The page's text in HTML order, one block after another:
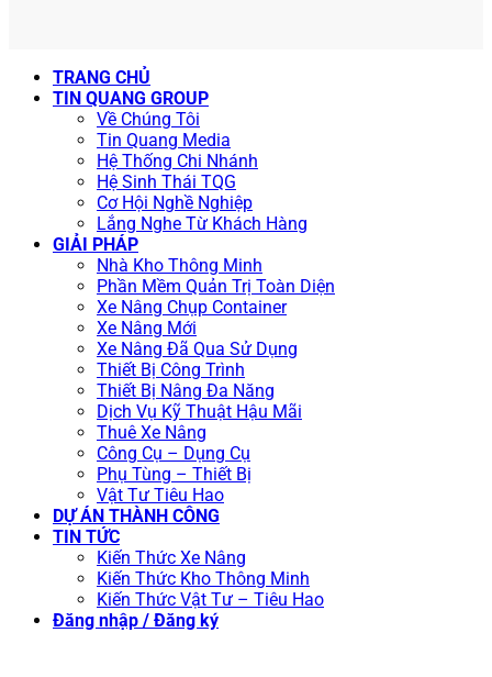
TRANG CHỦ
TIN QUANG GROUP
Về Chúng Tôi
Tin Quang Media
Hệ Thống Chi Nhánh
Hệ Sinh Thái TQG
Cơ Hội Nghề Nghiệp
Lắng Nghe Từ Khách Hàng
GIẢI PHÁP
Nhà Kho Thông Minh
Phần Mềm Quản Trị Toàn Diện
Xe Nâng Chụp Container
Xe Nâng Mới
Xe Nâng Đã Qua Sử Dụng
Thiết Bị Công Trình
Thiết Bị Nâng Đa Năng
Dịch Vụ Kỹ Thuật Hậu Mãi
Thuê Xe Nâng
Công Cụ – Dụng Cụ
Phụ Tùng – Thiết Bị
Vật Tư Tiêu Hao
DỰ ÁN THÀNH CÔNG
TIN TỨC
Kiến Thức Xe Nâng
Kiến Thức Kho Thông Minh
Kiến Thức Vật Tư – Tiêu Hao
Đăng nhập / Đăng ký